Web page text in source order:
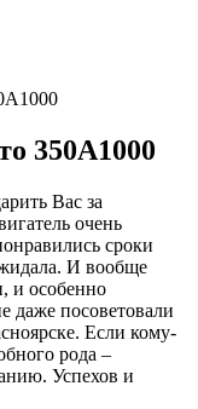
350A1000
Вас за
очень
сроки
И вообще
и особенно
даже посоветовали
Если кому-
рода –
Успехов и